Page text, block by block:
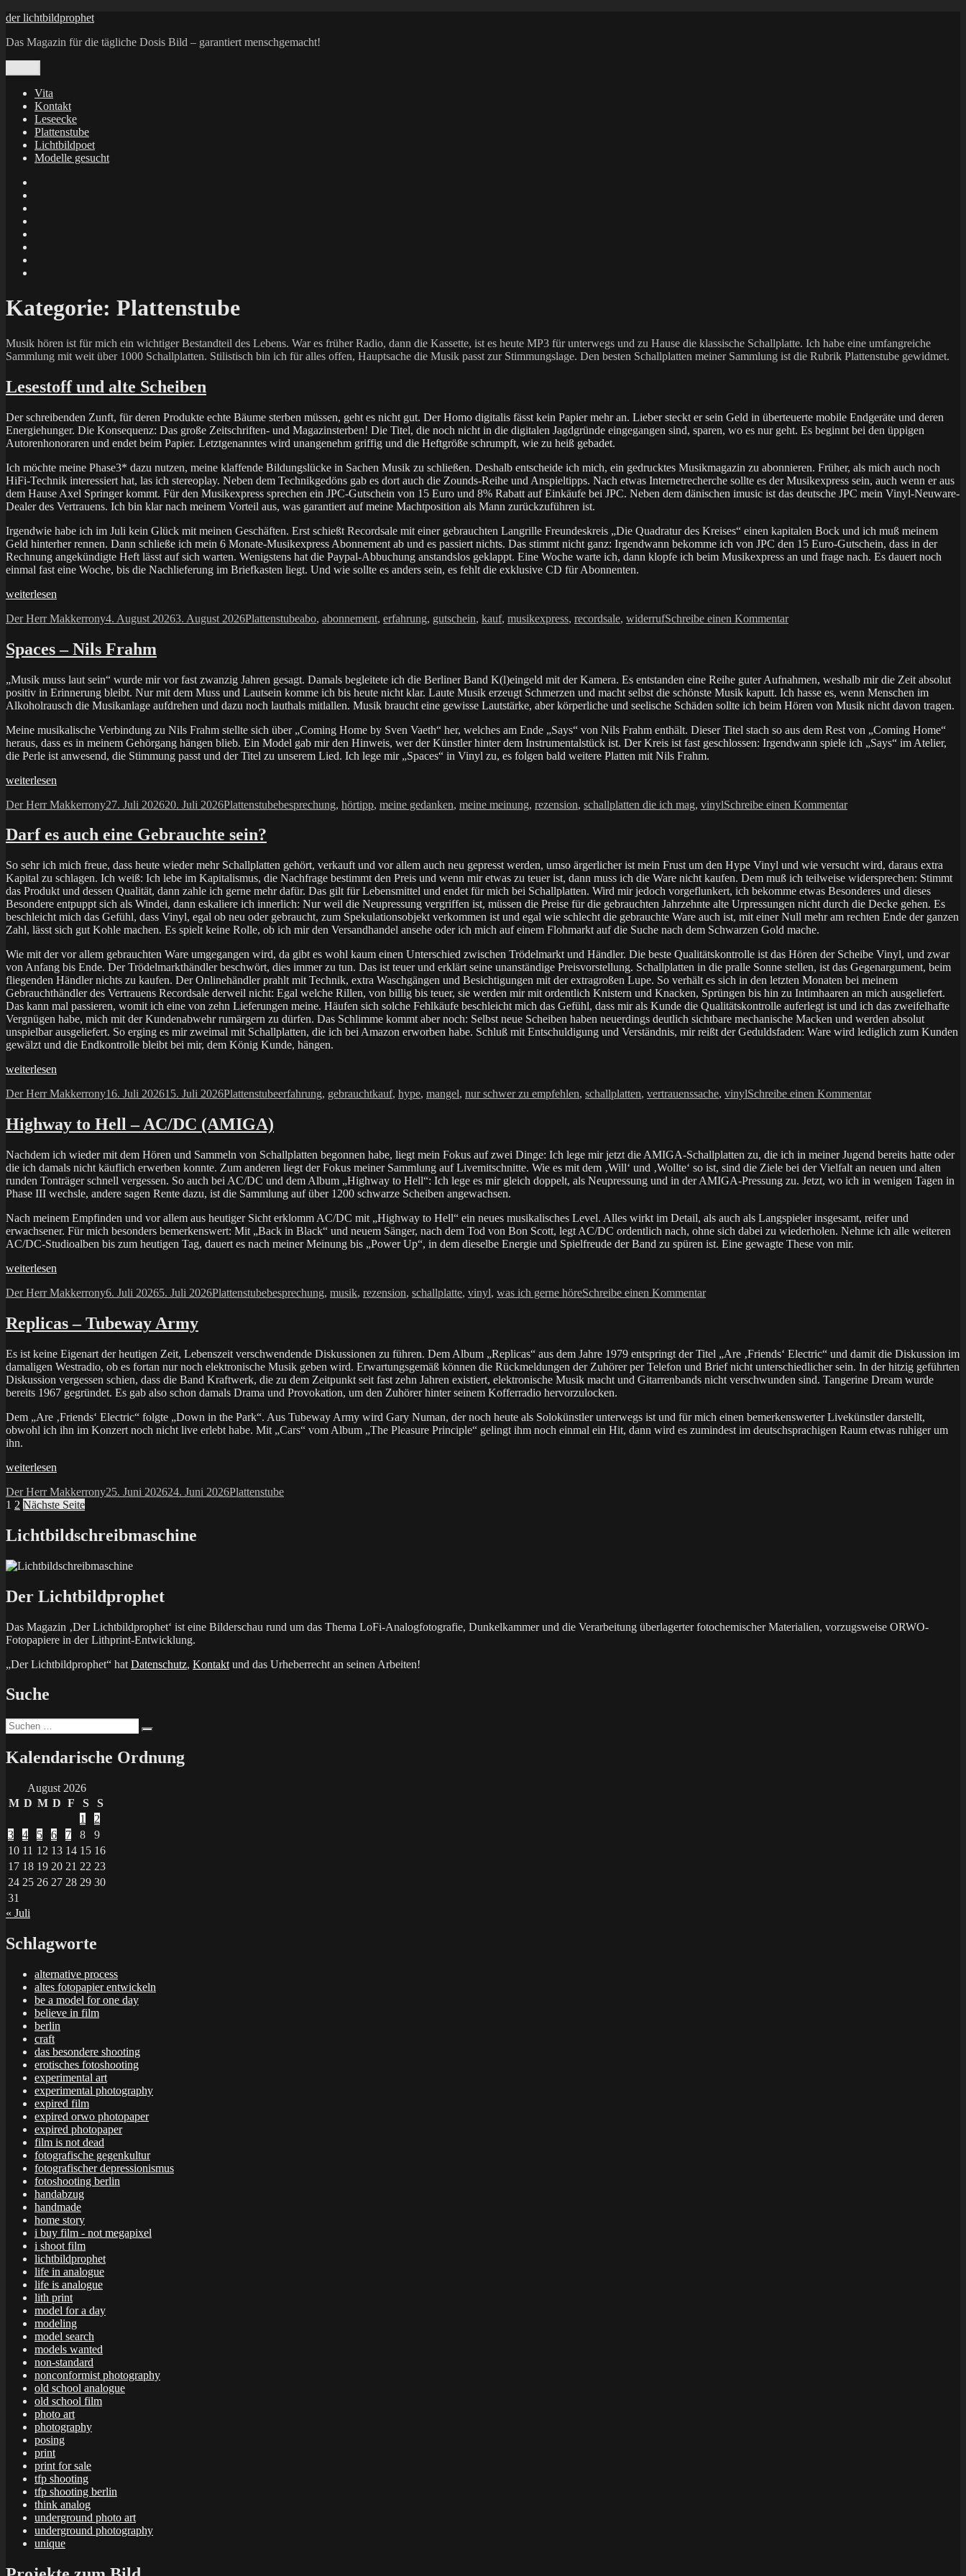
Zum
springen
der lichtbildprophet
Das Magazin für die tägliche Dosis Bild – garantiert menschgemacht!
Vita
Kontakt
Leseecke
Plattenstube
Lichtbildpoet
Modelle gesucht
Kategorie: Plattenstube
Musik hören ist für mich ein wichtiger Bestandteil des Lebens. War es früher Radio, dann die Kassette, ist es heute MP3 für unterwegs und zu Hause die klassische Schallplatte. Ich habe eine umfangreiche
Sammlung mit weit über 1000 Schallplatten. Stilistisch bin ich für alles offen, Hauptsache die Musik passt zur Stimmungslage. Den besten Schallplatten meiner Sammlung ist die Rubrik Plattenstube gewidmet.
Lesestoff und alte Scheiben
Der schreibenden Zunft, für deren Produkte echte Bäume sterben müssen, geht es nicht gut. Der Homo digitalis fässt kein Papier mehr an. Lieber steckt er sein Geld in überteuerte mobile Endgeräte und deren
Energiehunger. Die Konsequenz: Das große Zeitschriften- und Magazinsterben! Die Titel, die noch nicht in die digitalen Jagdgründe eingegangen sind, sparen, wo es nur geht. Es beginnt bei den üppigen
Autorenhonoraren und endet beim Papier. Letztgenanntes wird unangenehm griffig und die Heftgröße schrumpft, wie zu heiß gebadet.
Ich möchte meine Phase3* dazu nutzen, meine klaffende Bildungslücke in Sachen Musik zu schließen. Deshalb entscheide ich mich, ein gedrucktes Musikmagazin zu abonnieren. Früher, als mich auch noch
HiFi-Technik interessiert hat, las ich stereoplay. Neben dem Technikgedöns gab es dort auch die Zounds-Reihe und Anspieltipps. Nach etwas Internetrecherche sollte es der Musikexpress sein, auch wenn er aus
dem Hause Axel Springer kommt. Für den Musikexpress sprechen ein JPC-Gutschein von 15 Euro und 8% Rabatt auf Einkäufe bei JPC. Neben dem dänischen imusic ist das deutsche JPC mein Vinyl-Neuware-
Dealer des Vertrauens. Ich bin klar nach meinem Vorteil aus, was garantiert auf meine Machtposition als Mann zurückzuführen ist.
Irgendwie habe ich im Juli kein Glück mit meinen Geschäften. Erst schießt Recordsale mit einer gebrauchten Langrille Freundeskreis „Die Quadratur des Kreises“ einen kapitalen Bock und ich muß meinem
Geld hinterher rennen. Dann schließe ich mein 6 Monate-Musikexpress Abonnement ab und es passiert nichts. Das stimmt nicht ganz: Irgendwann bekomme ich von JPC den 15 Euro-Gutschein, dass in der
Rechnung angekündigte Heft lässt auf sich warten. Wenigstens hat die Paypal-Abbuchung anstandslos geklappt. Eine Woche warte ich, dann klopfe ich beim Musikexpress an und frage nach. Es dauert noch
einmal fast eine Woche, bis die Nachlieferung im Briefkasten liegt. Und wie sollte es anders sein, es fehlt die exklusive CD für Abonnenten.
„Lesestoff
alte
weiterlesen
Autor
Der Herr MakkerronyVeröffentlicht
4. August 20263. August 2026Kategorien
PlattenstubeSchlagwörter
abo, abonnement, erfahrung, gutschein, kauf, musikexpress, recordsale, widerrufSchreibe einen Kommentarzu
Spaces – Nils Frahm
„Musik muss laut sein“ wurde mir vor fast zwanzig Jahren gesagt. Damals begleitete ich die Berliner Band K(l)eingeld mit der Kamera. Es entstanden eine Reihe guter Aufnahmen, weshalb mir die Zeit absolut
positiv in Erinnerung bleibt. Nur mit dem Muss und Lautsein komme ich bis heute nicht klar. Laute Musik erzeugt Schmerzen und macht selbst die schönste Musik kaputt. Ich hasse es, wenn Menschen im
Alkoholrausch die Musikanlage aufdrehen und dazu noch lauthals mitlallen. Musik braucht eine gewisse Lautstärke, aber körperliche und seelische Schäden sollte ich beim Hören von Musik nicht davon tragen.
Meine musikalische Verbindung zu Nils Frahm stellte sich über „Coming Home by Sven Vaeth“ her, welches am Ende „Says“ von Nils Frahm enthält. Dieser Titel stach so aus dem Rest von „Coming Home“
heraus, dass es in meinem Gehörgang hängen blieb. Ein Model gab mir den Hinweis, wer der Künstler hinter dem Instrumentalstück ist. Der Kreis ist fast geschlossen: Irgendwann spiele ich „Says“ im Atelier,
die Perle ist anwesend, die Stimmung passt und der Titel zu unserem Lied. Ich lege mir „Spaces“ in Vinyl zu, es folgen bald weitere Platten mit Nils Frahm.
„Spaces
Nils
weiterlesen
Autor
Der Herr MakkerronyVeröffentlicht
27. Juli 202620. Juli 2026Kategorien
PlattenstubeSchlagwörter
besprechung, hörtipp, meine gedanken, meine meinung, rezension, schallplatten die ich mag, vinylSchreibe einen Kommentarzu
Darf es auch eine Gebrauchte sein?
So sehr ich mich freue, dass heute wieder mehr Schallplatten gehört, verkauft und vor allem auch neu gepresst werden, umso ärgerlicher ist mein Frust um den Hype Vinyl und wie versucht wird, daraus extra
Kapital zu schlagen. Ich weiß: Ich lebe im Kapitalismus, die Nachfrage bestimmt den Preis und wenn mir etwas zu teuer ist, dann muss ich die Ware nicht kaufen. Dem muß ich teilweise widersprechen: Stimmt
das Produkt und dessen Qualität, dann zahle ich gerne mehr dafür. Das gilt für Lebensmittel und endet für mich bei Schallplatten. Wird mir jedoch vorgeflunkert, ich bekomme etwas Besonderes und dieses
Besondere entpuppt sich als Windei, dann eskaliere ich innerlich: Nur weil die Neupressung vergriffen ist, müssen die Preise für die gebrauchten Jahrzehnte alte Urpressungen nicht durch die Decke gehen. Es
beschleicht mich das Gefühl, dass Vinyl, egal ob neu oder gebraucht, zum Spekulationsobjekt verkommen ist und egal wie schlecht die gebrauchte Ware auch ist, mit einer Null mehr am rechten Ende der ganzen
Zahl, lässt sich gut Kohle machen. Es spielt keine Rolle, ob ich mir den Versandhandel ansehe oder ich mich auf einem Flohmarkt auf die Suche nach dem Schwarzen Gold mache.
Wie mit der vor allem gebrauchten Ware umgegangen wird, da gibt es wohl kaum einen Unterschied zwischen Trödelmarkt und Händler. Die beste Qualitätskontrolle ist das Hören der Scheibe Vinyl, und zwar
von Anfang bis Ende. Der Trödelmarkthändler beschwört, dies immer zu tun. Das ist teuer und erklärt seine unanständige Preisvorstellung. Schallplatten in die pralle Sonne stellen, ist das Gegenargument, beim
fliegenden Händler nichts zu kaufen. Der Onlinehändler prahlt mit Technik, extra Waschgängen und Besichtigungen mit der extragroßen Lupe. So verhält es sich in den letzten Monaten bei meinem
Gebrauchthändler des Vertrauens Recordsale derweil nicht: Egal welche Rillen, von billig bis teuer, sie werden mir mit ordentlich Knistern und Knacken, Sprüngen bis hin zu Intimhaaren an mich ausgeliefert.
Das kann mal passieren, womit ich eine von zehn Lieferungen meine. Häufen sich solche Fehlkäufe beschleicht mich das Gefühl, dass mir als Kunde die Qualitätskontrolle auferlegt ist und ich das zweifelhafte
Vergnügen habe, mich mit der Kundenabwehr rumärgern zu dürfen. Das Schlimme kommt aber noch: Selbst neue Scheiben haben neuerdings deutlich sichtbare mechanische Macken und werden absolut
unspielbar ausgeliefert. So erging es mir zweimal mit Schallplatten, die ich bei Amazon erworben habe. Schluß mit Entschuldigung und Verständnis, mir reißt der Geduldsfaden: Ware wird lediglich zum Kunden
gewälzt und die Endkontrolle bleibt bei mir, dem König Kunde, hängen.
„Darf
auch
Gebrauchte
sein?“
weiterlesen
Autor
Der Herr MakkerronyVeröffentlicht
16. Juli 202615. Juli 2026Kategorien
PlattenstubeSchlagwörter
erfahrung, gebrauchtkauf, hype, mangel, nur schwer zu empfehlen, schallplatten, vertrauenssache, vinylSchreibe einen Kommentarzu
Gebrauchte
sein?
Highway to Hell – AC/DC (AMIGA)
Nachdem ich wieder mit dem Hören und Sammeln von Schallplatten begonnen habe, liegt mein Fokus auf zwei Dinge: Ich lege mir jetzt die AMIGA-Schallplatten zu, die ich in meiner Jugend bereits hatte oder
die ich damals nicht käuflich erwerben konnte. Zum anderen liegt der Fokus meiner Sammlung auf Livemitschnitte. Wie es mit dem ‚Will‘ und ‚Wollte‘ so ist, sind die Ziele bei der Vielfalt an neuen und alten
runden Tonträger schnell vergessen. So auch bei AC/DC und dem Album „Highway to Hell“: Ich lege es mir gleich doppelt, als Neupressung und in der AMIGA-Pressung zu. Jetzt, wo ich in wenigen Tagen in
Phase III wechsle, andere sagen Rente dazu, ist die Sammlung auf über 1200 schwarze Scheiben angewachsen.
Nach meinem Empfinden und vor allem aus heutiger Sicht erklomm AC/DC mit „Highway to Hell“ ein neues musikalisches Level. Alles wirkt im Detail, als auch als Langspieler insgesamt, reifer und
erwachsener. Für mich besonders bemerkenswert: Mit „Back in Black“ und neuem Sänger, nach dem Tod von Bon Scott, legt AC/DC ordentlich nach, ohne sich dabei zu wiederholen. Nehme ich alle weiteren
AC/DC-Studioalben bis zum heutigen Tag, dauert es nach meiner Meinung bis „Power Up“, in dem dieselbe Energie und Spielfreude der Band zu spüren ist. Eine gewagte These von mir.
„Highway
Hell
AC/DC
(AMIGA)“
weiterlesen
Autor
Der Herr MakkerronyVeröffentlicht
6. Juli 20265. Juli 2026Kategorien
PlattenstubeSchlagwörter
besprechung, musik, rezension, schallplatte, vinyl, was ich gerne höreSchreibe einen Kommentarzu
AC/DC
(AMIGA)
Replicas – Tubeway Army
Es ist keine Eigenart der heutigen Zeit, Lebenszeit verschwendende Diskussionen zu führen. Dem Album „Replicas“ aus dem Jahre 1979 entspringt der Titel „Are ‚Friends‘ Electric“ und damit die Diskussion im
damaligen Westradio, ob es fortan nur noch elektronische Musik geben wird. Erwartungsgemäß können die Rückmeldungen der Zuhörer per Telefon und Brief nicht unterschiedlicher sein. In der hitzig geführten
Diskussion vergessen schien, dass die Band Kraftwerk, die zu dem Zeitpunkt seit fast zehn Jahren existiert, elektronische Musik macht und Gitarrenbands nicht verschwunden sind. Tangerine Dream wurde
bereits 1967 gegründet. Es gab also schon damals Drama und Provokation, um den Zuhörer hinter seinem Kofferradio hervorzulocken.
Dem „Are ‚Friends‘ Electric“ folgte „Down in the Park“. Aus Tubeway Army wird Gary Numan, der noch heute als Solokünstler unterwegs ist und für mich einen bemerkenswerter Livekünstler darstellt,
obwohl ich ihn im Konzert noch nicht live erlebt habe. Mit „Cars“ vom Album „The Pleasure Principle“ gelingt ihm noch einmal ein Hit, dann wird es zumindest im deutschsprachigen Raum etwas ruhiger um
ihn.
„Replicas
Tubeway
Army“
weiterlesen
Autor
Der Herr MakkerronyVeröffentlicht
25. Juni 202624. Juni 2026Kategorien
Plattenstube
Seitennummerierung
der
Beiträge
Seite
1 Seite
2 Nächste Seite
Lichtbildschreibmaschine
Der Lichtbildprophet
Das Magazin ‚Der Lichtbildprophet‘ ist eine Bilderschau rund um das Thema LoFi-Analogfotografie, Dunkelkammer und die Verarbeitung überlagerter fotochemischer Materialien, vorzugsweise ORWO-
Fotopapiere in der Lithprint-Entwicklung.
„Der Lichtbildprophet“ hat Datenschutz, Kontakt und das Urheberrecht an seinen Arbeiten!
Suche
Suchen
nach:
Kalendarische Ordnung
August 2026
M D M D F S
S
1
2
3
4 5 6 7 8
9
10 11 12 13 14 15 16
17 18 19 20 21 22 23
24 25 26 27 28 29 30
31
« Juli
Schlagworte
alternative process
altes fotopapier entwickeln
be a model for one day
believe in film
berlin
craft
das besondere shooting
erotisches fotoshooting
experimental art
experimental photography
expired film
expired orwo photopaper
expired photopaper
film is not dead
fotografische gegenkultur
fotografischer depressionismus
fotoshooting berlin
handabzug
handmade
home story
i buy film - not megapixel
i shoot film
lichtbildprophet
life in analogue
life is analogue
lith print
model for a day
modeling
model search
models wanted
non-standard
nonconformist photography
old school analogue
old school film
photo art
photography
posing
print
print for sale
tfp shooting
tfp shooting berlin
think analog
underground photo art
underground photography
unique